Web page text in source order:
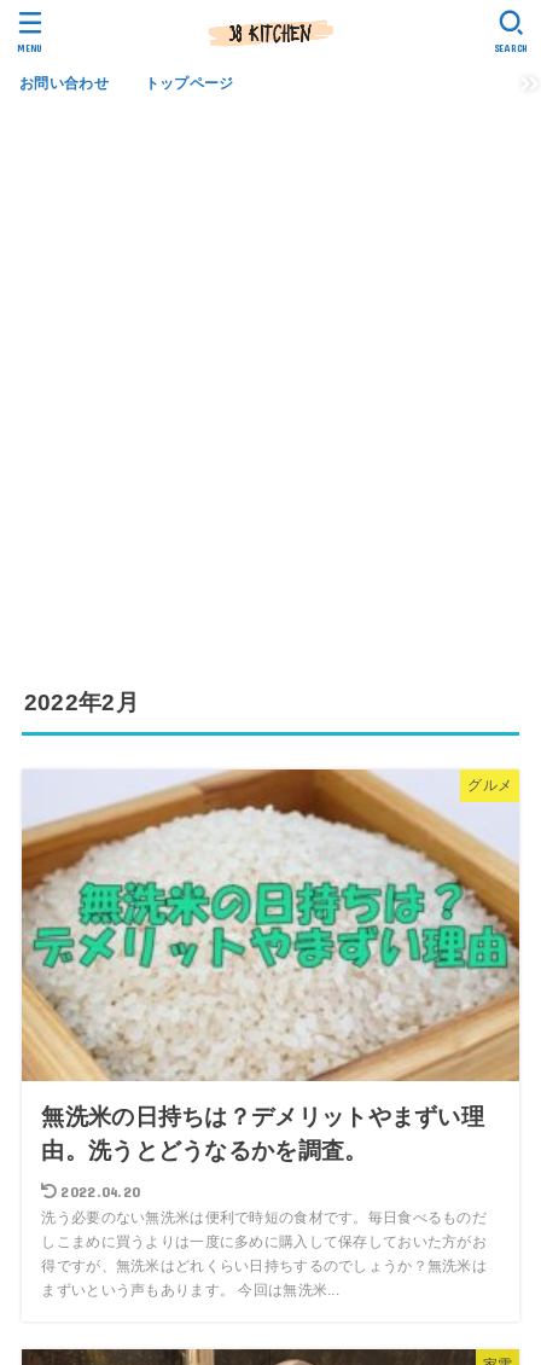
お問い合わせ トップページ
SEARCH
MENU
2022年2月
グルメ
無洗米の日持ちは？デメリットやまずい理
由。洗うとどうなるかを調査。
2022.04.20
洗う必要のない無洗米は便利で時短の食材です。毎日食べるものだ
しこまめに買うよりは一度に多めに購入して保存しておいた方がお
得ですが、無洗米はどれくらい日持ちするのでしょうか？無洗米は
まずいという声もあります。 今回は無洗米...